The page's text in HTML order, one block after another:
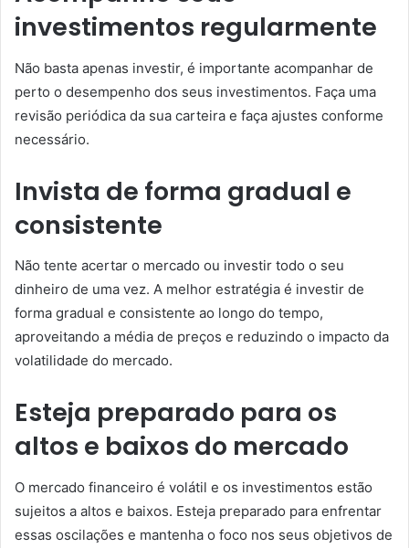
investimentos regularmente
Não basta apenas investir, é importante acompanhar de
perto o desempenho dos seus investimentos. Faça uma
revisão periódica da sua carteira e faça ajustes conforme
necessário.
Invista de forma gradual e
consistente
Não tente acertar o mercado ou investir todo o seu
dinheiro de uma vez. A melhor estratégia é investir de
forma gradual e consistente ao longo do tempo,
aproveitando a média de preços e reduzindo o impacto da
volatilidade do mercado.
Esteja preparado para os
altos e baixos do mercado
O mercado financeiro é volátil e os investimentos estão
sujeitos a altos e baixos. Esteja preparado para enfrentar
essas oscilações e mantenha o foco nos seus objetivos de